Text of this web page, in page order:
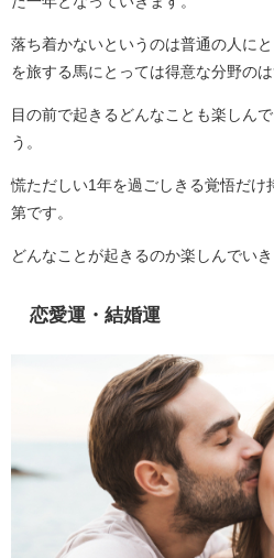
落ち着かないというのは普通の人に
を旅する馬にとっては得意な分野のは
目の前で起きるどんなことも楽しん
う。
慌ただしい1年を過ごしきる覚悟だけ
第です。
どんなことが起きるのか楽しんでいき
恋愛運・結婚運